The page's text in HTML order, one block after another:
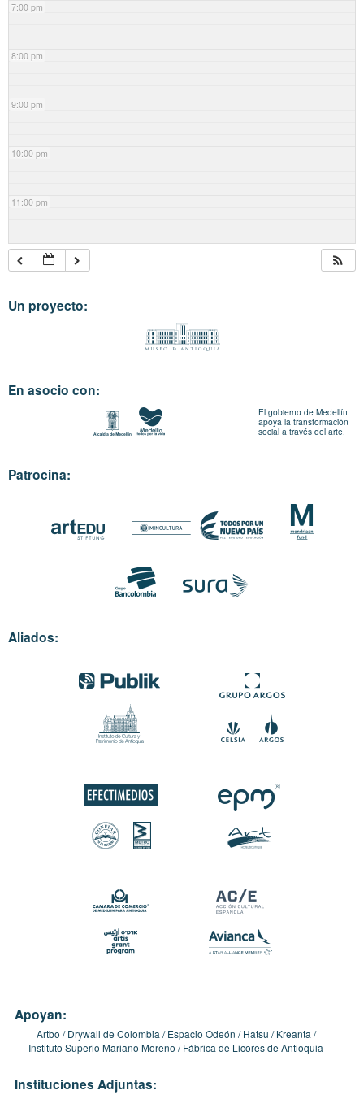
7:00 pm
8:00 pm
9:00 pm
10:00 pm
11:00 pm
Un proyecto:
En asocio con:
El gobierno de Medellín
apoya la transformación
social a través del arte.
Patrocina:
Aliados:
Apoyan:
Artbo Drywall de Colombia Espacio Odeón Hatsu
Kreanta
Instituto Superio Mariano Moreno
Fábrica de Licores de Antioquia
Instituciones Adjuntas: